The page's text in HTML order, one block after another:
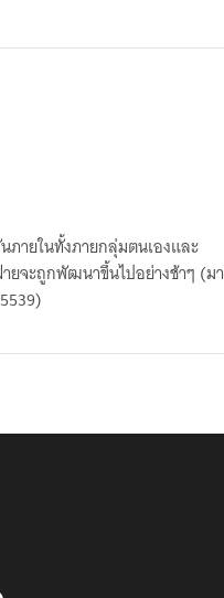
ภายในทั้งภายกลุ่มตนเองและ
ยจะถูกพัฒนา​ขึ้นไปอย่างช้าๆ (มา